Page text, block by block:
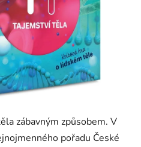
zábavným způsobem. V
pořadu České